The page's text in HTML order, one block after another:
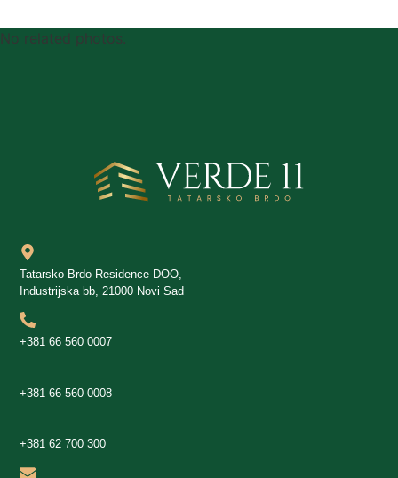
No related photos.
Tatarsko Brdo Residence DOO,
Industrijska bb, 21000 Novi Sad
+381 66 560 0007
+381 66 560 0008
+381 62 700 300